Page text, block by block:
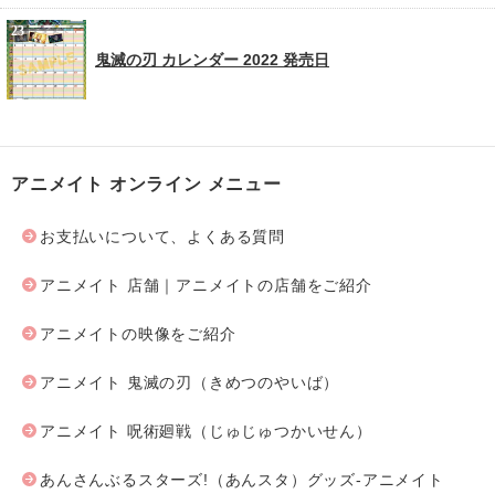
鬼滅の刃 カレンダー 2022 発売日
アニメイト オンライン メニュー
お支払いについて、よくある質問
アニメイト 店舗｜アニメイトの店舗をご紹介
アニメイトの映像をご紹介
アニメイト 鬼滅の刃（きめつのやいば）
アニメイト 呪術廻戦（じゅじゅつかいせん）
あんさんぶるスターズ!（あんスタ）グッズ-アニメイト